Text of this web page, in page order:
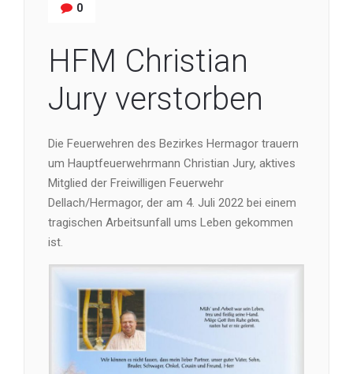
0
HFM Christian
Jury verstorben
Die Feuerwehren des Bezirkes Hermagor trauern
um Hauptfeuerwehrmann Christian Jury, aktives
Mitglied der Freiwilligen Feuerwehr
Dellach/Hermagor, der am 4. Juli 2022 bei einem
tragischen Arbeitsunfall ums Leben gekommen
ist.